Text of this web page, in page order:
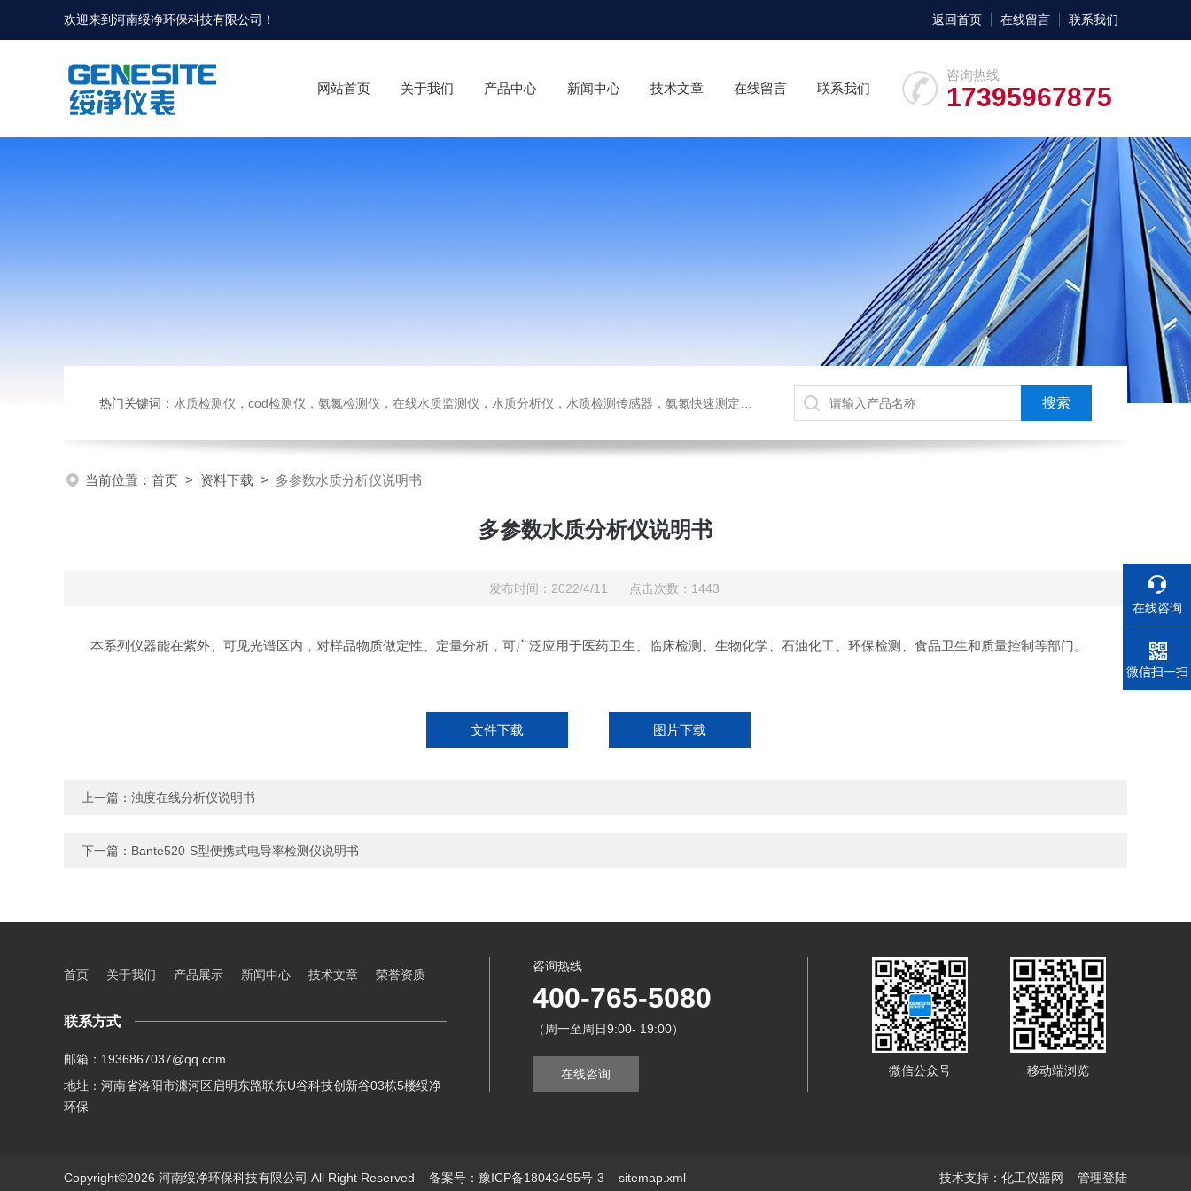
欢迎来到河南绥净环保科技有限公司！ 返回首页 在线留言 联系我们
咨询热线
17395967875
网站首页 关于我们 产品中心 新闻中心 技术文章 在线留言 联系我们
热门关键词： 水质检测仪，cod检测仪，氨氮检测仪，在线水质监测仪，水质分析仪，水质检测传感器，氨氮快速测定仪，总磷测定仪，总氮测定仪，多参数水质分析仪，BOD测定仪，余氯分析仪，农药残留检测仪，水质环保仪器
当前位置： 首页 > 资料下载 > 多参数水质分析仪说明书
多参数水质分析仪说明书
发布时间：2022/4/11 点击次数：1443
本系列仪器能在紫外、可见光谱区内，对样品物质做定性、定量分析，可广泛应用于医药卫生、临床检测、生物化学、石油化工、环保检测、食品卫生和质量控制等部门。
文件下载 图片下载
上一篇： 浊度在线分析仪说明书
下一篇： Bante520-S型便携式电导率检测仪说明书
首页 关于我们 产品展示 新闻中心 技术文章 荣誉资质
联系方式
邮箱：1936867037@qq.com
地址：河南省洛阳市瀍河区启明东路联东U谷科技创新谷03栋5楼绥净
环保
咨询热线
400-765-5080
（周一至周日9:00- 19:00）
在线咨询 微信公众号 移动端浏览
Copyright©2026 河南绥净环保科技有限公司 All Right Reserved 备案号：豫ICP备18043495号-3 sitemap.xml 技术支持： 化工仪器网 管理登陆
在线咨询
电话
微信扫一扫